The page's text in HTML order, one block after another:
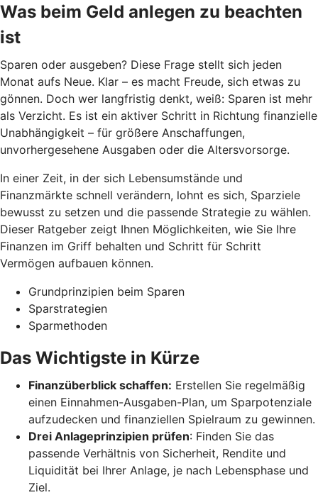
Was beim Geld anlegen zu beachten
ist
Sparen oder ausgeben? Diese Frage stellt sich jeden
Monat aufs Neue. Klar – es macht Freude, sich etwas zu
gönnen. Doch wer langfristig denkt, weiß: Sparen ist mehr
als Verzicht. Es ist ein aktiver Schritt in Richtung finanzielle
Unabhängigkeit – für größere Anschaffungen,
unvorhergesehene Ausgaben oder die Altersvorsorge.
In einer Zeit, in der sich Lebensumstände und
Finanzmärkte schnell verändern, lohnt es sich, Sparziele
bewusst zu setzen und die passende Strategie zu wählen.
Dieser Ratgeber zeigt Ihnen Möglichkeiten, wie Sie Ihre
Finanzen im Griff behalten und Schritt für Schritt
Vermögen aufbauen können.
Grundprinzipien beim Sparen
Sparstrategien
Sparmethoden
Das Wichtigste in Kürze
Finanzüberblick schaffen: Erstellen Sie regelmäßig
einen Einnahmen-Ausgaben-Plan, um Sparpotenziale
aufzudecken und finanziellen Spielraum zu gewinnen.
Drei Anlageprinzipien prüfen: Finden Sie das
passende Verhältnis von Sicherheit, Rendite und
Liquidität bei Ihrer Anlage, je nach Lebensphase und
Ziel.